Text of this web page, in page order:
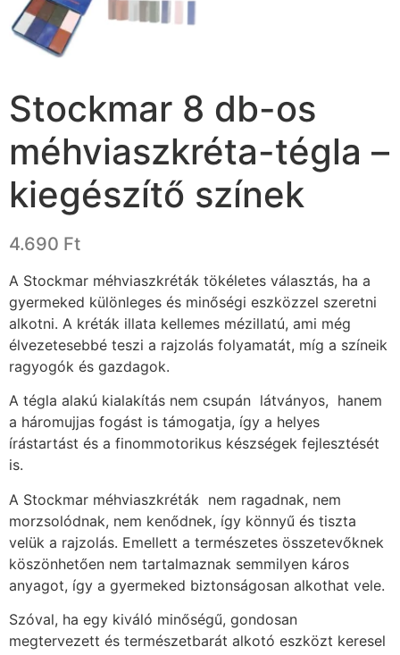
Stockmar 8 db-os
méhviaszkréta-tégla –
kiegészítő színek
4.690 Ft
A Stockmar méhviaszkréták tökéletes választás, ha a
gyermeked különleges és minőségi eszközzel szeretni
alkotni. A kréták illata kellemes mézillatú, ami még
élvezetesebbé teszi a rajzolás folyamatát, míg a színeik
ragyogók és gazdagok.
A tégla alakú kialakítás nem csupán látványos, hanem
a háromujjas fogást is támogatja, így a helyes
írástartást és a finommotorikus készségek fejlesztését
is.
A Stockmar méhviaszkréták nem ragadnak, nem
morzsolódnak, nem kenődnek, így könnyű és tiszta
velük a rajzolás. Emellett a természetes összetevőknek
köszönhetően nem tartalmaznak semmilyen káros
anyagot, így a gyermeked biztonságosan alkothat vele.
Szóval, ha egy kiváló minőségű, gondosan
megtervezett és természetbarát alkotó eszközt keresel